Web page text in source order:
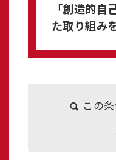
「創造的自
た取り組み
この